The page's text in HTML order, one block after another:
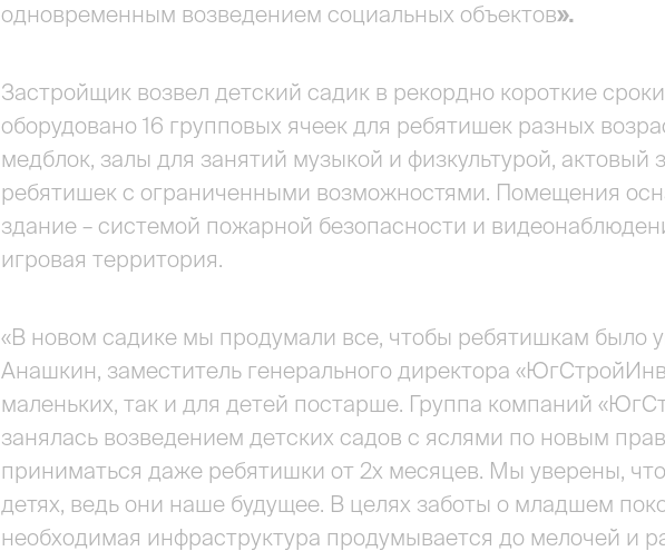
одновременным возведением социальных объектов».
Застройщик возвел детский садик в рекордно короткие
оборудовано 16 групповых ячеек для ребятишек разных
медблок, залы для занятий музыкой и физкультурой, актовый
ребятишек с ограниченными возможностями. Помещения
здание – системой пожарной безопасности и
игровая территория.
«В новом садике мы продумали все, чтобы ребятишкам было
Анашкин, заместитель генерального директора
маленьких, так и для детей постарше. Группа компаний
занялась возведением детских садов с яслями по новым
приниматься даже ребятишки от 2х месяцев. Мы уверены,
детях, ведь они наше будущее. В целях заботы о младшем
необходимая инфраструктура продумывается до мелочей и